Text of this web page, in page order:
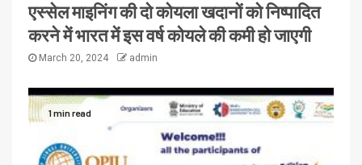
एस्सेल माइनिंग की दो कोयला खदानों को निष्पादित
करने में भारत में इस वर्ष कोयले की कमी हो जाएगी
March 20, 2024 admin
1 min read